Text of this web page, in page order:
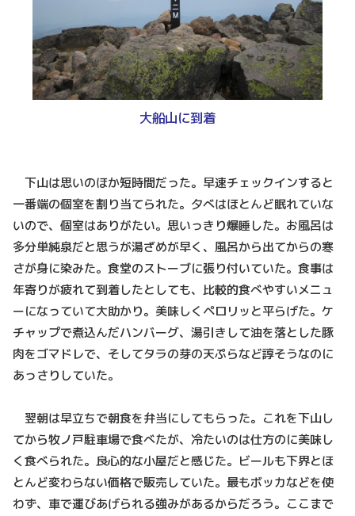
大船山に到着
下山は思いのほか短時間だった。早速チェックインすると
一番端の個室を割り当てられた。夕べはほとんど眠れていな
いので、個室はありがたい。思いっきり爆睡した。お風呂は
多分単純泉だと思うが湯ざめが早く、風呂から出てからの寒
さが身に染みた。食堂のストーブに張り付いていた。食事は
年寄りが疲れて到着したとしても、比較的食べやすいメニュ
ーになっていて大助かり。美味しくペロリッと平らげた。ケ
チャップで煮込んだハンバーグ、湯引きして油を落とした豚
肉をゴマドレで、そしてタラの芽の天ぷらなど諄そうなのに
あっさりしていた。
翌朝は早立ちで朝食を弁当にしてもらった。これを下山し
てから牧ノ戸駐車場で食べたが、冷たいのは仕方のに美味し
く食べられた。良心的な小屋だと感じた。ビールも下界とほ
とんど変わらない価格で販売していた。最もボッカなどを使
わず、車で運びあげられる強みがあるからだろう。ここまで